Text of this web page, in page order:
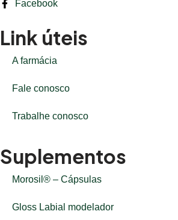
Facebook
Link úteis
A farmácia
Fale conosco
Trabalhe conosco
Suplementos
Morosil® – Cápsulas
Gloss Labial modelador